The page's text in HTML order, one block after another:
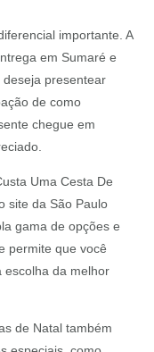
importante. A
em Sumaré e
presentear
de como
chegue em
Uma Cesta De
site da São Paulo
gama de opções e
permite que você
escolha da melhor
de Natal também